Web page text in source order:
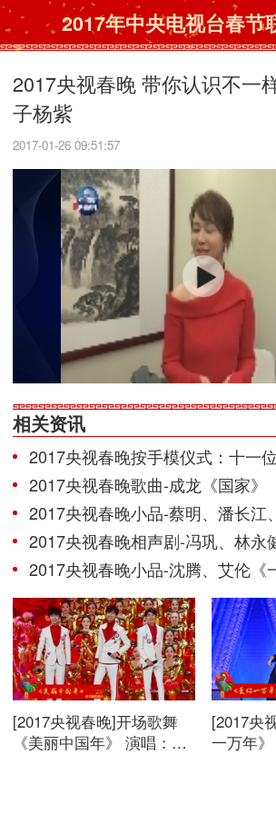
2017年中央电视台春节
2017央视春晚 带你认识不一
子杨紫
2017-01-26 09:51:57
相关资讯
2017央视春晚按手模仪式：十一
2017央视春晚歌曲-成龙《国家》
[2017央视春晚]开场歌舞
《美丽中国年》 演唱：刘
[2017央
一万年